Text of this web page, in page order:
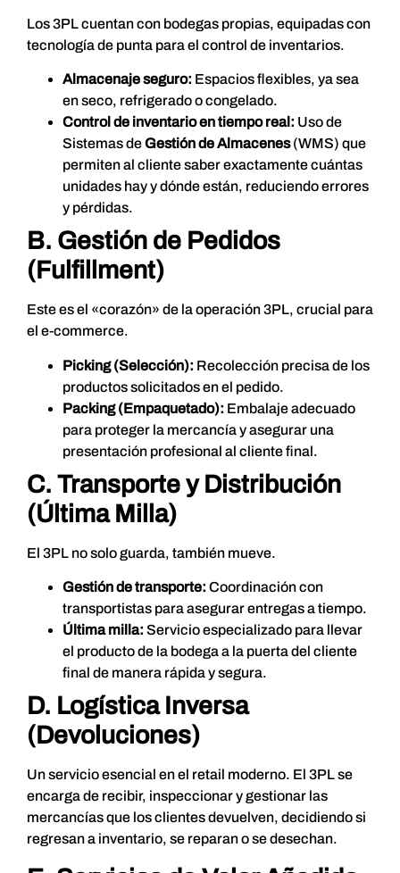
Los 3PL cuentan con bodegas propias, equipadas con
tecnología de punta para el control de inventarios.
Almacenaje seguro: Espacios flexibles, ya sea
en seco, refrigerado o congelado.
Control de inventario en tiempo real: Uso de
Sistemas deGestión de Almacenes(WMS) que
permiten al cliente saber exactamente cuántas
unidades hay y dónde están, reduciendo errores
y pérdidas.
B. Gestión de Pedidos
(Fulfillment)
Este es el «corazón» de la operación 3PL, crucial para
el e-commerce.
Picking(Selección): Recolección precisa de los
productos solicitados en el pedido.
Packing(Empaquetado): Embalaje adecuado
para proteger la mercancía y asegurar una
presentación profesional al cliente final.
C. Transporte y Distribución
(Última Milla)
El 3PL no solo guarda, también mueve.
Gestión de transporte: Coordinación con
transportistas para asegurar entregas a tiempo.
Última milla: Servicio especializado para llevar
el producto de la bodega a la puerta del cliente
final de manera rápida y segura.
D. Logística Inversa
(Devoluciones)
Un servicio esencial en el retail moderno. El 3PL se
encarga de recibir, inspeccionar y gestionar las
mercancías que los clientes devuelven, decidiendo si
regresan a inventario, se reparan o se desechan.